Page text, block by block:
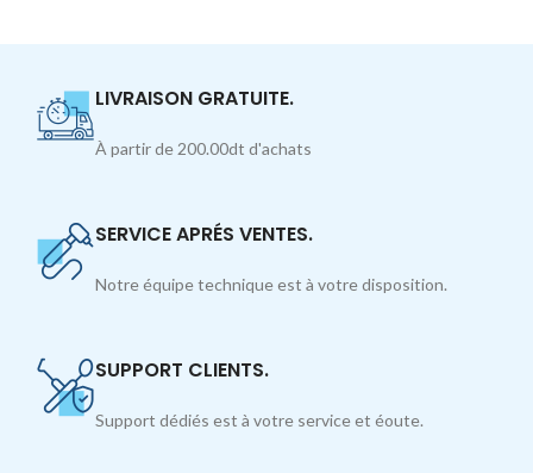
LIVRAISON GRATUITE.
À partir de 200.00dt d'achats
SERVICE APRÉS VENTES.
Notre équipe technique est à votre disposition.
SUPPORT CLIENTS.
Support dédiés est à votre service et éoute.